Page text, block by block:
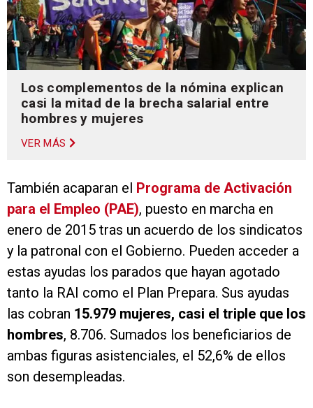
Los complementos de la nómina explican
casi la mitad de la brecha salarial entre
hombres y mujeres
VER MÁS
También acaparan el Programa de Activación
para el Empleo (PAE), puesto en marcha en
enero de 2015 tras un acuerdo de los sindicatos
y la patronal con el Gobierno. Pueden acceder a
estas ayudas los parados que hayan agotado
tanto la RAI como el Plan Prepara. Sus ayudas
las cobran 15.979 mujeres, casi el triple que los
hombres, 8.706. Sumados los beneficiarios de
ambas figuras asistenciales, el 52,6% de ellos
son desempleadas.